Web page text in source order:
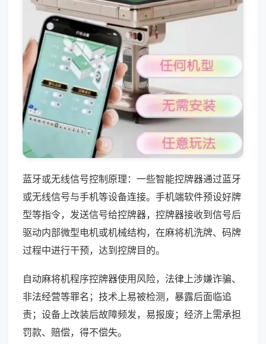
蓝牙或无线信号控制原理：一些智能控牌器通过蓝牙
或无线信号与手机等设备连接。手机端软件预设好牌
型等指令，发送信号给控牌器，控牌器接收到信号后
驱动内部微型电机或机械结构，在麻将机洗牌、码牌
过程中进行干预，达到控牌目的。
自动麻将机程序控牌器使用风险，法律上涉嫌诈骗、
非法经营等罪名；技术上易被检测，暴露后面临追
责；设备上改装后故障频发，易报废；经济上需承担
罚款、赔偿，得不偿失。